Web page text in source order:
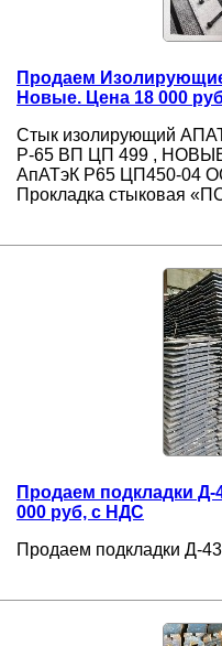
Продаем
Новые. Цена 18 000
Стык изолирующий
Р-65 ВП ЦП 499 ,
АпАТэК Р65 ЦП450-04
Прокладка стыковая
Продаем подкладки
000 руб, с НДС
Продаем подкладки Д-